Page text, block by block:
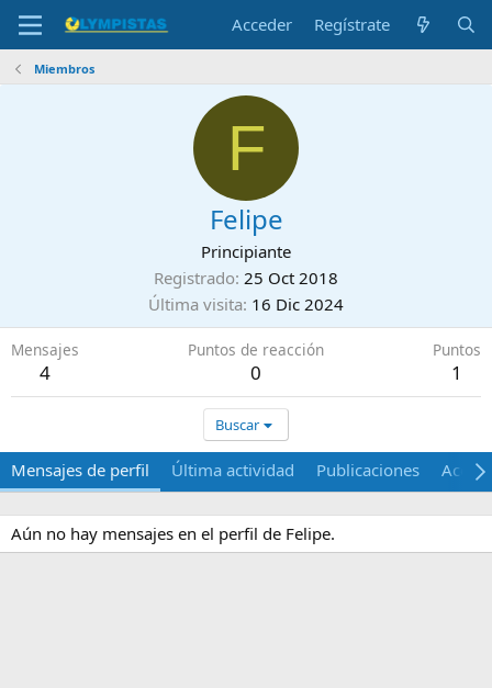
Acceder Regístrate
Miembros
F
Felipe
Principiante
Registrado 25 Oct 2018
Última visita 16 Dic 2024
Mensajes
4
Puntos de reacción
0
Puntos
1
Buscar
Mensajes de perfil Última actividad Publicaciones Acerca
Aún no hay mensajes en el perfil de Felipe.